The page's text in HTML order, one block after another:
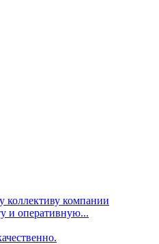
коллективу компании
и оперативную...